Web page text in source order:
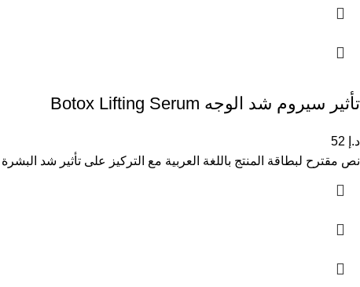
تأثير سيروم شد الوجه Botox Lifting Serum
د.إ
نص مقترح لبطاقة المنتج باللغة العربية مع التركيز على تأثير شد